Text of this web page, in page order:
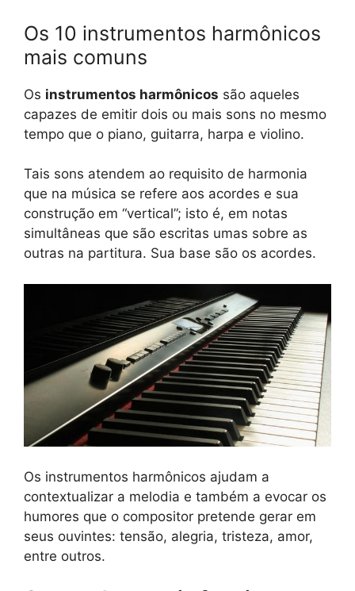
Os 10 instrumentos harmônicos
mais comuns
Os instrumentos harmônicos são aqueles
capazes de emitir dois ou mais sons no mesmo
tempo que o piano, guitarra, harpa e violino.
Tais sons atendem ao requisito de harmonia
que na música se refere aos acordes e sua
construção em “vertical”; isto é, em notas
simultâneas que são escritas umas sobre as
outras na partitura. Sua base são os acordes.
Os instrumentos harmônicos ajudam a
contextualizar a melodia e também a evocar os
humores que o compositor pretende gerar em
seus ouvintes: tensão, alegria, tristeza, amor,
entre outros.